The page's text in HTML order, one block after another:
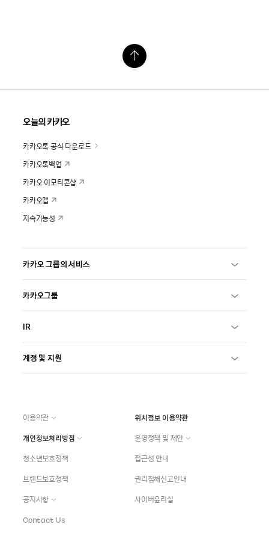
오늘의 카카오
카카오톡 공식 다운로드
카카오톡백업
카카오 이모티콘샵
카카오맵
지속가능성
카카오 그룹의 서비스
카카오그룹
IR
계정 및 지원
이용약관
위치정보 이용약관
개인정보처리방침
운영정책 및 제안
청소년보호정책
접근성 안내
브랜드보호정책
권리침해신고안내
공지사항
사이버윤리실
Contact Us